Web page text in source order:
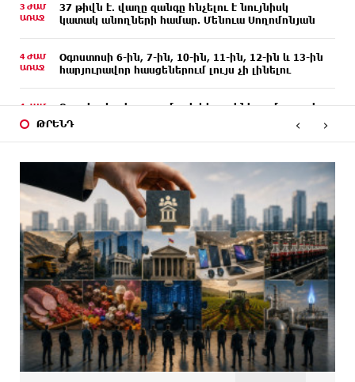
3 ԺԱՄ
ԱՌԱՋ
37 թիվն է. վաղը զանգը հնչելու է նույնիսկ
կատակ անողների համար. Մենուա Սողոմոնյան
4 ԺԱՄ
ԱՌԱՋ
Օգոստոսի 6-ին, 7-ին, 10-ին, 11-ին, 12-ին և 13-ին
հարյուրավոր հասցեներում լույս չի լինելու
4 ԺԱՄ
Ջուր հավաքեք․ բազմաթիվ հասցեներում ջուր չի
լինելու
նոր ռեկորդներ
ԱՌԱՋ
Զովունի-Եղվարդ ճանապարհին բախվել են «Alfa
Romeo»-ն և «Opel»-ը. կա վիրավոր
5 ԺԱՄ
ԱՌԱՋ
Անունս տալուց առաջ գոնե լվացվեք․ Էդմոն
Մարուքյան
5 ԺԱՄ
ԱՌԱՋ
Այսօր մենք ունենք մի իրավիճակ, երբ որ
բանտերը լիքն են քաղբանտարկյալներով,
նորերին բերելու համար, քանի որ տեղ չկա,
հերթափոխով հներին ուղարկում են տնային
կալանքի․ Անահիտ Ադամյան
ԹՐԵՆԴ ‹ ›